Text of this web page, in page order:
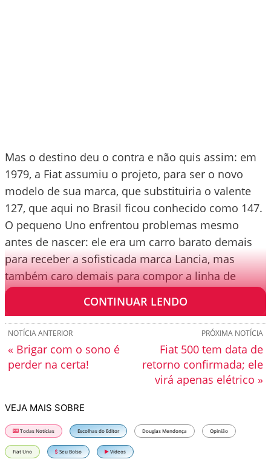
Mas o destino deu o contra e não quis assim: em
1979, a Fiat assumiu o projeto, para ser o novo
modelo de sua marca, que substituiria o valente
127, que aqui no Brasil ficou conhecido como 147.
O pequeno Uno enfrentou problemas mesmo
antes de nascer: ele era um carro barato demais
para receber a sofisticada marca Lancia, mas
também caro demais para compor a linha de
populares da Fiat.
CONTINUAR LENDO
PRÓXIMA NOTÍCIA
Fiat 500 tem data de
retorno confirmada; ele
virá apenas elétrico »
NOTÍCIA ANTERIOR
« Brigar com o sono é
perder na certa!
VEJA MAIS SOBRE
Todas Notícias Escolhas do Editor Douglas Mendonça Opinião
Fiat Uno Seu Bolso Vídeos